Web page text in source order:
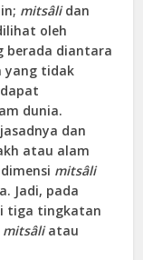
mitsâlidan
oleh
berada diantara
yang tidak
dunia.
dan
atau alam
mitsâli
Jadi, pada
tiga tingkatan
mitsâliatau